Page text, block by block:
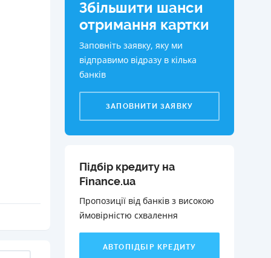
Збільшити шанси
отримання картки
Заповніть заявку, яку ми
відправимо відразу в кілька
банків
ЗАПОВНИТИ ЗАЯВКУ
Підбір кредиту на
Finance.ua
Пропозиції від банків з високою
ймовірністю схвалення️
АВТОПІДБІР КРЕДИТУ